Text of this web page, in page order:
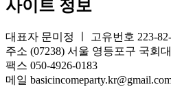
사이트 정보
대표자 문미정 ㅣ 고유번호 223-
주소 (07238) 서울 영등포구 국회
팩스 050-4926-0183
메일